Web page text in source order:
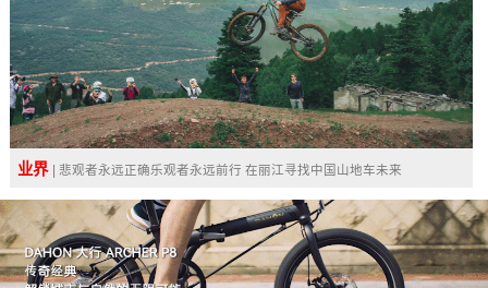
业界 | 悲观者永远正确乐观者永远前行 在丽江寻找中国山地车未来